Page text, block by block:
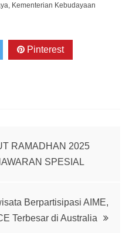
, Kementerian Kebudayaan
Pinterest
RAMADHAN 2025
SPESIAL
Berpartisipasi AIME,
Terbesar di Australia